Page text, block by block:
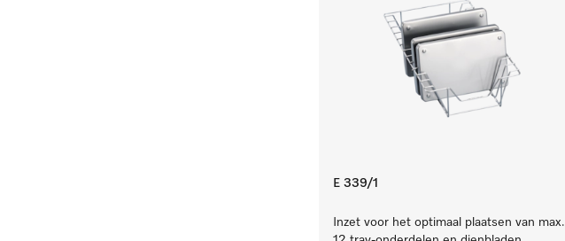
E 339/1
Inzet voor het optimaal plaatsen van max.